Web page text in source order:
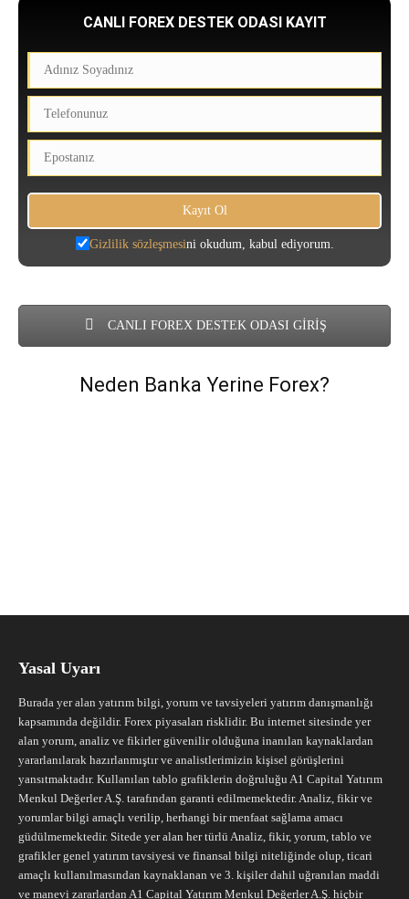
CANLI FOREX DESTEK ODASI KAYIT
Gizlilik sözleşmesini okudum, kabul ediyorum.
CANLI FOREX DESTEK ODASI GİRİŞ
Neden Banka Yerine Forex?
Yasal Uyarı
Burada yer alan yatırım bilgi, yorum ve tavsiyeleri yatırım danışmanlığı
kapsamında değildir. Forex piyasaları risklidir. Bu internet sitesinde yer
alan yorum, analiz ve fikirler güvenilir olduğuna inanılan kaynaklardan
yararlanılarak hazırlanmıştır ve analistlerimizin kişisel görüşlerini
yansıtmaktadır. Kullanılan tablo grafiklerin doğruluğu A1 Capital Yatırım
Menkul Değerler A.Ş. tarafından garanti edilmemektedir. Analiz, fikir ve
yorumlar bilgi amaçlı verilip, herhangi bir menfaat sağlama amacı
güdülmemektedir. Sitede yer alan her türlü Analiz, fikir, yorum, tablo ve
grafikler genel yatırım tavsiyesi ve finansal bilgi niteliğinde olup, ticari
amaçlı kullanılmasından kaynaklanan ve 3. kişiler dahil uğranılan maddi
ve manevi zararlardan A1 Capital Yatırım Menkul Değerler A.Ş. hiçbir